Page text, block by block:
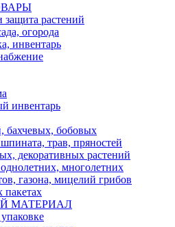
защита растений
огорода
инвентарь
инвентарь
бахчевых, бобовых
трав, пряностей
декоративных растений
многолетних
газона, мицелий грибов
пакетах
МАТЕРИАЛ